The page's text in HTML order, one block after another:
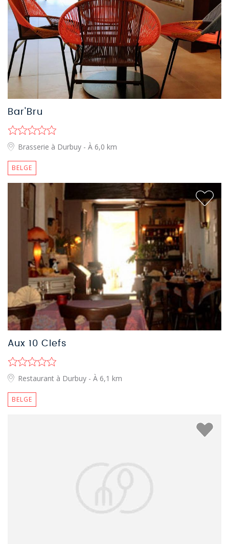
Bar'Bru
Brasserie à Durbuy - À 6,0 km
BELGE
Aux 10 Clefs
Restaurant à Durbuy - À 6,1 km
BELGE